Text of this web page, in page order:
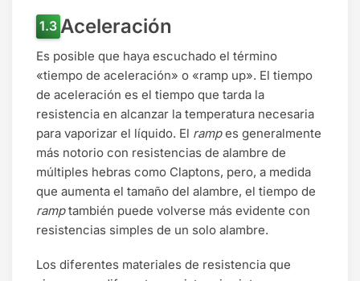
Aceleración
Es posible que haya escuchado el término
«tiempo de aceleración» o «ramp up». El tiempo
de aceleración es el tiempo que tarda la
resistencia en alcanzar la temperatura necesaria
para vaporizar el líquido. El rampes generalmente
más notorio con resistencias de alambre de
múltiples hebras como Claptons, pero, a medida
que aumenta el tamaño del alambre, el tiempo de
ramptambién puede volverse más evidente con
resistencias simples de un solo alambre.
Los diferentes materiales de resistencia que